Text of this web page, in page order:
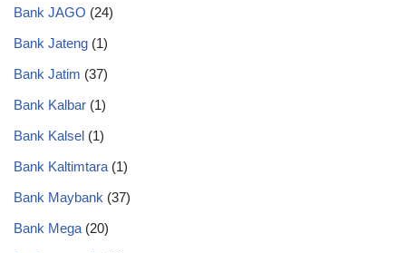
Bank JAGO (24)
Bank Jateng (1)
Bank Jatim (37)
Bank Kalbar (1)
Bank Kalsel (1)
Bank Kaltimtara (1)
Bank Maybank (37)
Bank Mega (20)